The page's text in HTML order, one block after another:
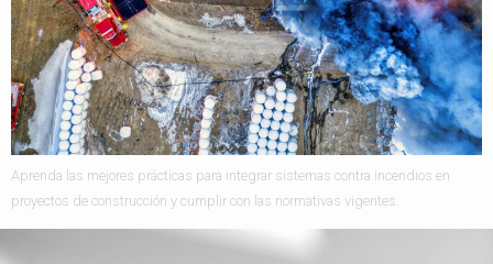
Aprenda las mejores prácticas para integrar sistemas contra incendios en
proyectos de construcción y cumplir con las normativas vigentes.​